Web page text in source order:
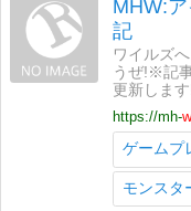
MHW:ア
記
ワイルズ
うぜ!※記
更新しま
https://mh-
ゲームプ
モンスタ